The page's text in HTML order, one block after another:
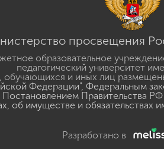
просвещения
образовательное
педагогический университет
и иных лиц
Федерации", Федеральным
Постановлением Правительства
об имуществе и обязательствах
Разработано в